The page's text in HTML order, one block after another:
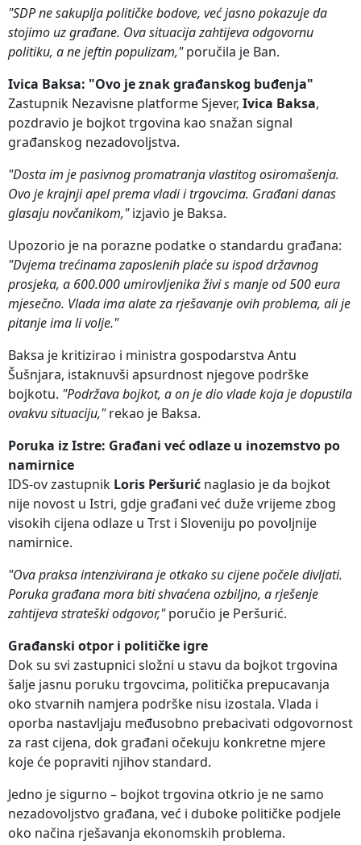
"SDP ne sakuplja političke bodove, već jasno pokazuje da
stojimo uz građane. Ova situacija zahtijeva odgovornu
politiku, a ne jeftin populizam,"poručila je Ban.
Ivica Baksa: "Ovo je znak građanskog buđenja"
Zastupnik Nezavisne platforme Sjever, Ivica Baksa,
pozdravio je bojkot trgovina kao snažan signal
građanskog nezadovoljstva.
"Dosta im je pasivnog promatranja vlastitog osiromašenja.
Ovo je krajnji apel prema vladi i trgovcima. Građani danas
glasaju novčanikom,"izjavio je Baksa.
Upozorio je na porazne podatke o standardu građana:
"Dvjema trećinama zaposlenih plaće su ispod državnog
prosjeka, a 600.000 umirovljenika živi s manje od 500 eura
mjesečno. Vlada ima alate za rješavanje ovih problema, ali je
pitanje ima li volje."
Baksa je kritizirao i ministra gospodarstva Antu
Šušnjara, istaknuvši apsurdnost njegove podrške
bojkotu. "Podržava bojkot, a on je dio vlade koja je dopustila
ovakvu situaciju,"rekao je Baksa.
Poruka iz Istre: Građani već odlaze u inozemstvo po
namirnice
IDS-ov zastupnik Loris Peršurić naglasio je da bojkot
nije novost u Istri, gdje građani već duže vrijeme zbog
visokih cijena odlaze u Trst i Sloveniju po povoljnije
namirnice.
"Ova praksa intenzivirana je otkako su cijene počele divljati.
Poruka građana mora biti shvaćena ozbiljno, a rješenje
zahtijeva strateški odgovor,"poručio je Peršurić.
Građanski otpor i političke igre
Dok su svi zastupnici složni u stavu da bojkot trgovina
šalje jasnu poruku trgovcima, politička prepucavanja
oko stvarnih namjera podrške nisu izostala. Vlada i
oporba nastavljaju međusobno prebacivati odgovornost
za rast cijena, dok građani očekuju konkretne mjere
koje će popraviti njihov standard.
Jedno je sigurno – bojkot trgovina otkrio je ne samo
nezadovoljstvo građana, već i duboke političke podjele
oko načina rješavanja ekonomskih problema.